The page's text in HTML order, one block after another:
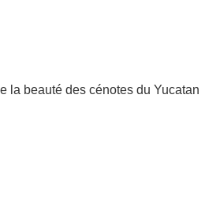
la beauté des cénotes du Yucatan